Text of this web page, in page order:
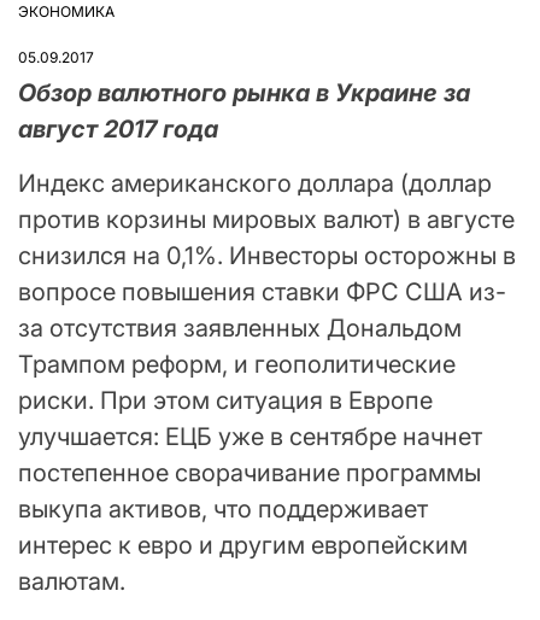
ОПУБЛІКУВАТИ
ЭКОНОМИКА
05.09.2017
Обзор валютного рынка в Украине за
август 2017 года
Индекс американского доллара (доллар
против корзины мировых валют) в августе
снизился на 0,1%. Инвесторы осторожны в
вопросе повышения ставки ФРС США из-
за отсутствия заявленных Дональдом
Трампом реформ, и геополитические
риски. При этом ситуация в Европе
улучшается: ЕЦБ уже в сентябре начнет
постепенное сворачивание программы
выкупа активов, что поддерживает
интерес к евро и другим европейским
валютам.